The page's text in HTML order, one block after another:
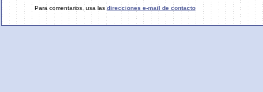
Para comentarios, usa lasdirecciones e-mail de contacto